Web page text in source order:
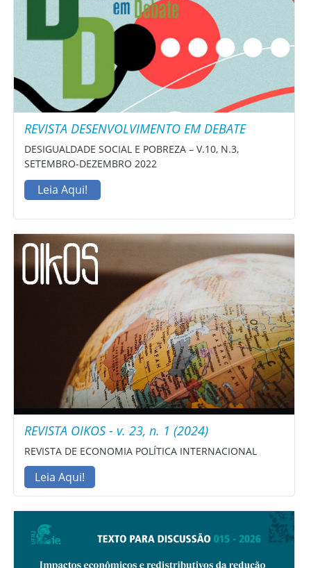
REVISTA DESENVOLVIMENTO EM DEBATE
DESIGUALDADE SOCIAL E POBREZA – V.10, N.3,
SETEMBRO-DEZEMBRO 2022
Leia Aqui!
REVISTA OIKOS - v. 23, n. 1 (2024)
REVISTA DE ECONOMIA POLÍTICA INTERNACIONAL
Leia Aqui!